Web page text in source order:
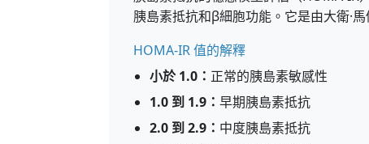
胰島素抵抗和β細胞功能。它是由大衛·
HOMA-IR 值的解釋
小於 1.0： 正常的胰島素敏感性
1.0 到 1.9： 早期胰島素抵抗
2.0 到 2.9： 中度胰島素抵抗